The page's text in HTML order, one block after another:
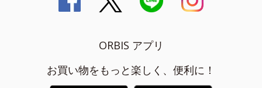
ORBIS アプリ
お買い物をもっと楽しく、便利に！